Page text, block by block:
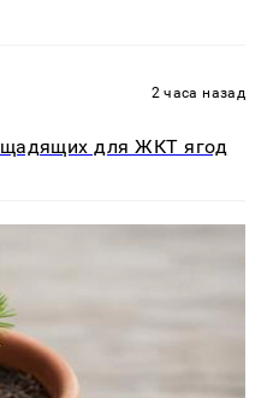
2 часа назад
щадящих для ЖКТ ягод